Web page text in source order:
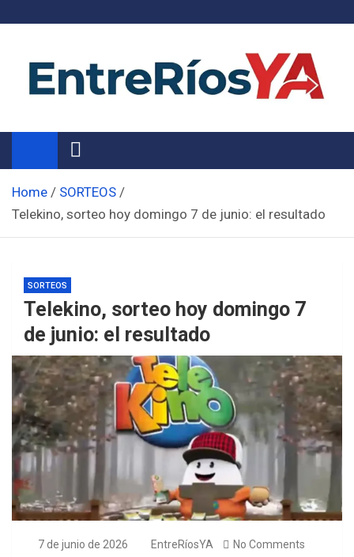
Noticias de Entre Ríos
Información de toda la provincia ahora
Home
SORTEOS
Telekino, sorteo hoy domingo 7 de junio: el resultado
SORTEOS
Telekino, sorteo hoy domingo 7
de junio: el resultado
7 de junio de 2026 EntreRíosYA No Comments